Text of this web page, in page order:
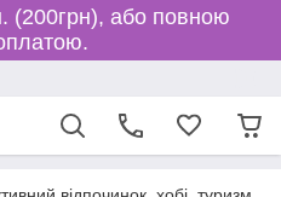
(200грн), або повною